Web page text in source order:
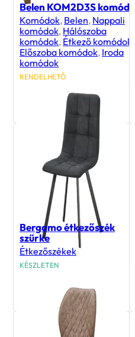
Belen KOM2D3S komód
Komódok, Belen, Nappali
komódok, Hálószoba
komódok, Étkező komódok
Előszoba komódok, Iroda
komódok
RENDELHETŐ
Bergamo étkezőszék
szürke
Étkezőszékek
KÉSZLETEN